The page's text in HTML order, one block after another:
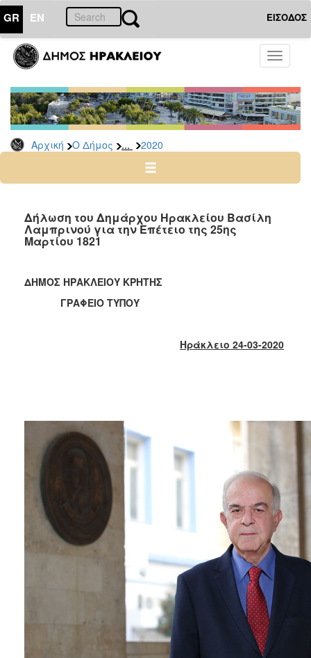
GR EN ΕΙΣΟΔΟΣ
Toggle
Αρχική Ο Δήμος ... 2020
ΔΗΜΟΣ
Δελτία
Τύπου
Αρχείο
2026
2024
2022
2012
2011
2006
Δήλωση του Δημάρχου Ηρακλείου Βασίλη
Λαμπρινού για την Επέτειο της 25ης
Μαρτίου 1821
ΔΗΜΟΣ ΗΡΑΚΛΕΙΟΥ ΚΡΗΤΗΣ
ΓΡΑΦΕΙΟ ΤΥΠΟΥ
Ηράκλειο 24-03-2020